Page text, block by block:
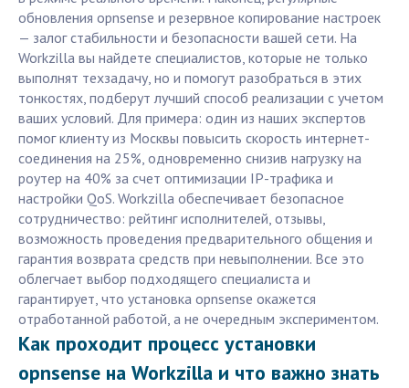
обновления opnsense и резервное копирование настроек
— залог стабильности и безопасности вашей сети. На
Workzilla вы найдете специалистов, которые не только
выполнят техзадачу, но и помогут разобраться в этих
тонкостях, подберут лучший способ реализации с учетом
ваших условий. Для примера: один из наших экспертов
помог клиенту из Москвы повысить скорость интернет-
соединения на 25%, одновременно снизив нагрузку на
роутер на 40% за счет оптимизации IP-трафика и
настройки QoS. Workzilla обеспечивает безопасное
сотрудничество: рейтинг исполнителей, отзывы,
возможность проведения предварительного общения и
гарантия возврата средств при невыполнении. Все это
облегчает выбор подходящего специалиста и
гарантирует, что установка opnsense окажется
отработанной работой, а не очередным экспериментом.
Как проходит процесс установки
opnsense на Workzilla и что важно знать